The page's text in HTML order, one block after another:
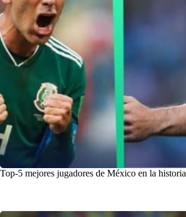
Top-5 mejores jugadores de México en la historia